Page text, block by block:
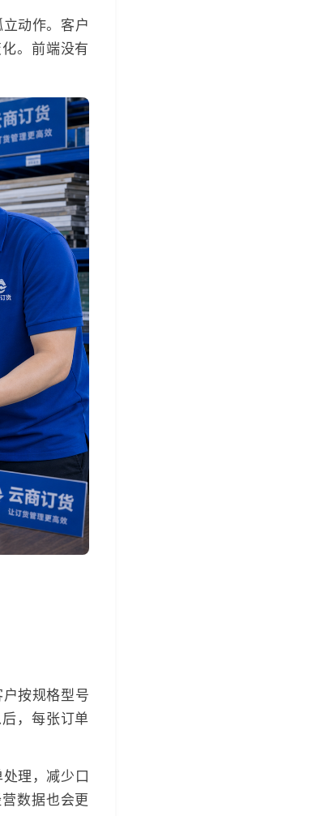
动作。客户
。前端没有
按规格型号
，每张订单
理，减少口
数据也会更